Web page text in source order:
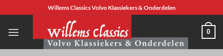
naar
inhoud
Willems Classics Volvo Klassiekers & Onderdelen
0